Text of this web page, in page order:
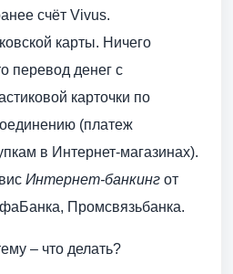
счёт Vivus.
карты. Ничего
перевод денег с
карточки по
(платеж
в Интернет-магазинах).
Интернет-банкинг от
Промсвязьбанка.
– что делать?